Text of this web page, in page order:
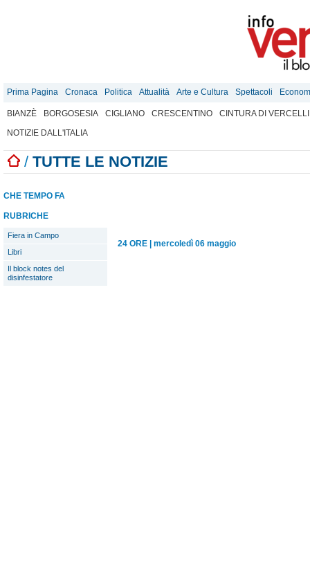
Prima Pagina Cronaca Politica Attualità Arte e Cultura Spettacoli
BIANZÈ BORGOSESIA CIGLIANO CRESCENTINO
CINTURA DI VERCELLI
NOTIZIE DALL'ITALIA
/ TUTTE LE NOTIZIE
CHE TEMPO FA
RUBRICHE
Fiera in Campo
Libri
Il block notes del
disinfestatore
24 ORE mercoledì 06 maggio